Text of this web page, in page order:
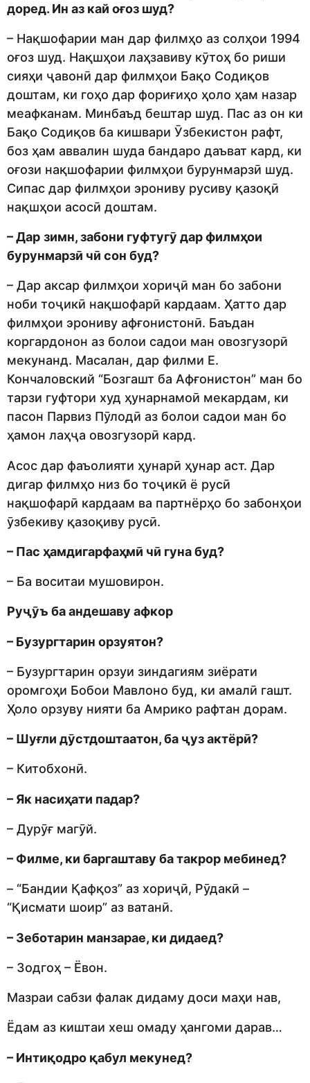
доред. Ин аз кай оғоз шуд?
– Нақшофарии ман дар филмҳо аз солҳои 1994
оғоз шуд. Нақшҳои лаҳзавиву кӯтоҳ бо риши
сияҳи ҷавонӣ дар филмҳои Бақо Содиқов
доштам, ки гоҳо дар фориғиҳо ҳоло ҳам назар
меафканам. Минбаъд бештар шуд. Пас аз он ки
Бақо Содиқов ба кишвари Ӯзбекистон рафт,
боз ҳам аввалин шуда бандаро даъват кард, ки
оғози нақшофарии филмҳои бурунмарзӣ шуд.
Сипас дар филмҳои эрониву русиву қазоқӣ
нақшҳои асосӣ доштам.
– Дар зимн, забони гуфтугӯ дар филмҳои
бурунмарзӣ чӣ сон буд?
– Дар аксар филмҳои хориҷӣ ман бо забони
ноби тоҷикӣ нақшофарӣ кардаам. Ҳатто дар
филмҳои эрониву афғонистонӣ. Баъдан
коргардонон аз болои садои ман овозгузорӣ
мекунанд. Масалан, дар филми Е.
Кончаловский “Бозгашт ба Афғонистон” ман бо
тарзи гуфтори худ ҳунарнамоӣ мекардам, ки
пасон Парвиз Пӯлодӣ аз болои садои ман бо
ҳамон лаҳҷа овозгузорӣ кард.
Асос дар фаъолияти ҳунарӣ ҳунар аст. Дар
дигар филмҳо низ бо тоҷикӣ ё русӣ
нақшофарӣ кардаам ва партнёрҳо бо забонҳои
ӯзбекиву қазоқиву русӣ.
– Пас ҳамдигарфаҳмӣ чӣ гуна буд?
– Ба воситаи мушовирон.
Руҷӯъ ба андешаву афкор
– Бузургтарин орзуятон?
– Бузургтарин орзуи зиндагиям зиёрати
оромгоҳи Бобои Мавлоно буд, ки амалӣ гашт.
Ҳоло орзуву нияти ба Амрико рафтан дорам.
– Шуғли дӯстдоштаатон, ба ҷуз актёрӣ?
– Китобхонӣ.
– Як насиҳати падар?
– Дурӯғ магӯй.
– Филме, ки баргаштаву ба такрор мебинед?
– “Бандии Қафқоз” аз хориҷӣ, Рӯдакӣ –
“Қисмати шоир” аз ватанӣ.
– Зеботарин манзарае, ки дидаед?
– Зодгоҳ – Ёвон.
Мазраи сабзи фалак дидаму доси маҳи нав,
Ёдам аз киштаи хеш омаду ҳангоми дарав…
– Интиқодро қабул мекунед?